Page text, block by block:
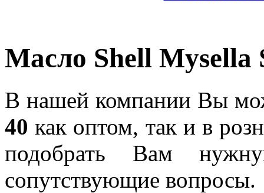
Масло Shell Mysella
В нашей компании Вы
40 как оптом, так и в
подобрать Вам
сопутствующие вопросы.